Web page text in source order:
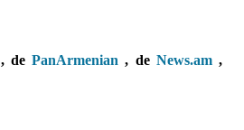
, dePanArmenian , de News.am,